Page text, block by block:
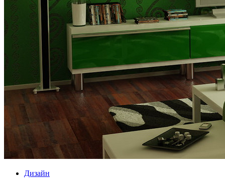
Дизайн